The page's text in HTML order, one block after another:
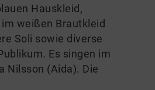
Hauskleid,
weißen Brautkleid
Soli sowie diverse
Es singen im
Nilsson (Aida). Die